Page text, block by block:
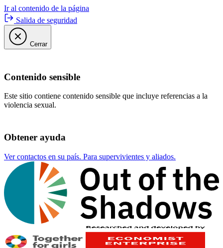
Ir al contenido de la página
Salida de seguridad
Cerrar
Contenido sensible
Este sitio contiene contenido sensible que incluye referencias a la
violencia sexual.
Obtener ayuda
Ver contactos en su país. Para supervivientes y aliados.